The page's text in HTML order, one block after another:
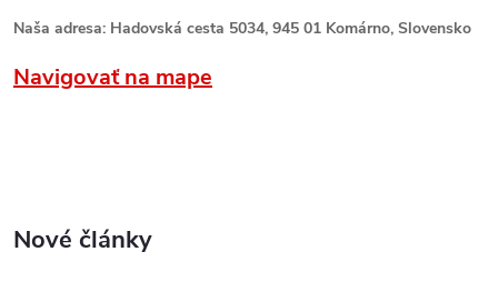
Naša adresa: Hadovská cesta 5034, 945 01 Komárno, Slovensko
Navigovať na mape
Nové články